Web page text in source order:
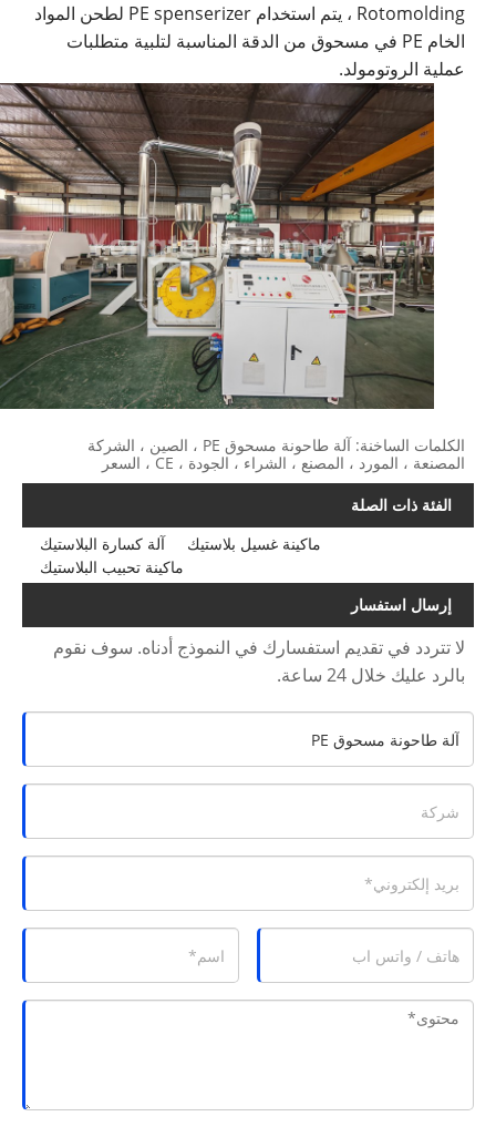
Rotomolding ، يتم استخدام PE spenserizer لطحن المواد
الخام PE في مسحوق من الدقة المناسبة لتلبية متطلبات
عملية الروتومولد.
الكلمات الساخنة: آلة طاحونة مسحوق PE ، الصين ، الشركة
المصنعة ، المورد ، المصنع ، الشراء ، الجودة ، CE ، السعر
الفئة ذات الصلة
آلة كسارة البلاستيك
ماكينة غسيل بلاستيك
ماكينة تحبيب البلاستيك
إرسال استفسار
لا تتردد في تقديم استفسارك في النموذج أدناه. سوف نقوم
بالرد عليك خلال 24 ساعة.